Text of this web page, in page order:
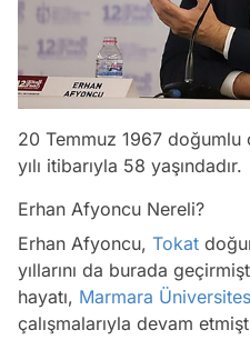
20 Temmuz 1967
yılı itibarıyla 58 yaşındadır.
Erhan Afyoncu Nereli?
Erhan Afyoncu, Tokat
yıllarını da burada
hayatı, Marmara
çalışmalarıyla devam